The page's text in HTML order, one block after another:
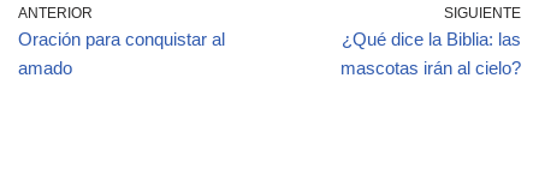
ANTERIOR
Oración para conquistar al
amado
SIGUIENTE
¿Qué dice la Biblia: las
mascotas irán al cielo?